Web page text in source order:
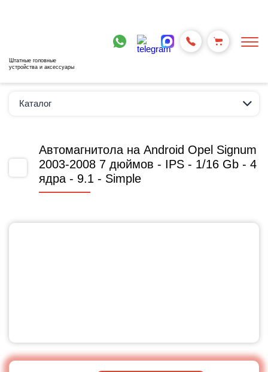
Штатные головные
устройства и аксессуары
Каталог
Автомагнитола на Android Opel Signum
2003-2008 7 дюймов - IPS - 1/16 Gb - 4
ядра - 9.1 - Simple